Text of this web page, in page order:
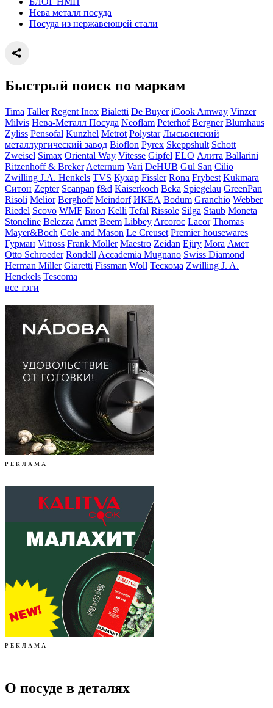
Нева металл посуда
Посуда из нержавеющей стали
Быстрый поиск по маркам
Tima Taller Regent Inox Bialetti De Buyer iCook Amway Vinzer
Milvis Нева-Металл Посуда Neoflam Peterhof Bergner Blumhaus
Zyliss Pensofal Kunzhel Metrot Polystar Лысьвенский
металлургический завод Bioflon Pyrex Skeppshult Schott
Zweisel Simax Oriental Way Vitesse Gipfel ELO Алита Ballarini
Ritzenhoff & Breker Aeternum Vari DeHUB Gul San Cilio
Zwilling J.A. Henkels TVS Кухар Fissler Rona Frybest Kukmara
Ситон Zepter Scanpan f&d Kaiserkoch Beka Spiegelau GreenPan
Risoli Melior Berghoff Meindorf ИКЕА Bodum Granchio Webber
Riedel Scovo WMF Биол Kelli Tefal Rissole Silga Staub Moneta
Stoneline Belezza Amet Beem Libbey Arcoroc Lacor Thomas
Mayer&Boch Cole and Mason Le Creuset Premier housewares
Гурман Vitross Frank Moller Maestro Zeidan Ejiry Mora Амет
Otto Schroeder Rondell Accademia Mugnano Swiss Diamond
Herman Miller Giaretti Fissman Woll Тескома Zwilling J. A.
Henckels Tescoma
все тэги
Р Е К Л А М А
Р Е К Л А М А
О посуде в деталях